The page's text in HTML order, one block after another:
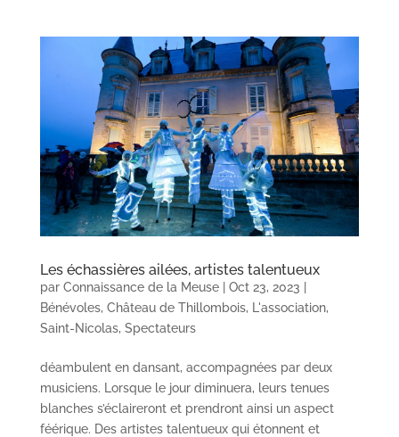
Les échassières ailées, artistes talentueux
par Connaissance de la Meuse| Oct 23, 2023 |
Bénévoles, Château de Thillombois, L'association,
Saint-Nicolas, Spectateurs
déambulent en dansant, accompagnées par deux
musiciens. Lorsque le jour diminuera, leurs tenues
blanches s’éclaireront et prendront ainsi un aspect
féérique. Des artistes talentueux qui étonnent et